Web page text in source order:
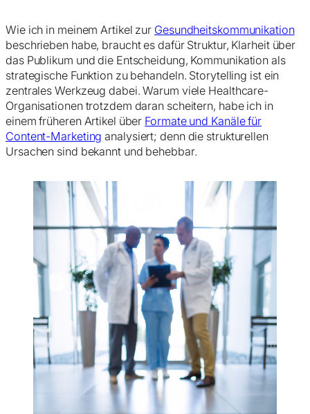
Wie ich in meinem Artikel zur Gesundheitskommunikation
beschrieben habe, braucht es dafür Struktur, Klarheit über
das Publikum und die Entscheidung, Kommunikation als
strategische Funktion zu behandeln. Storytelling ist ein
zentrales Werkzeug dabei. Warum viele Healthcare-
Organisationen trotzdem daran scheitern, habe ich in
einem früheren Artikel über Formate und Kanäle für
Content-Marketing analysiert; denn die strukturellen
Ursachen sind bekannt und behebbar.